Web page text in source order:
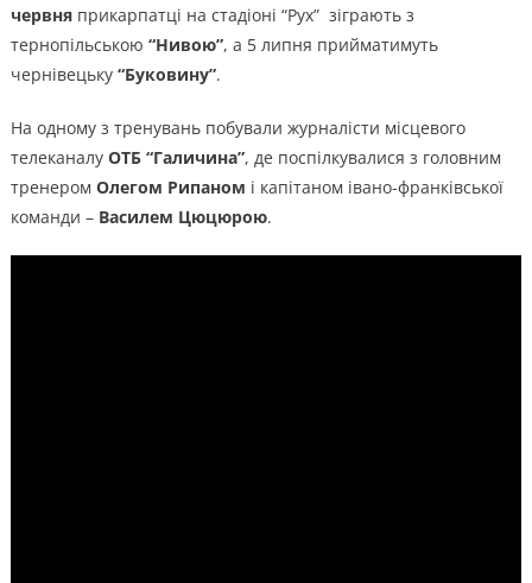
червня прикарпатці на стадіоні “Рух” зіграють з
тернопільською “Нивою”, а 5 липня прийматимуть
чернівецьку “Буковину”.
На одному з тренувань побували журналісти місцевого
телеканалу ОТБ “Галичина”, де поспілкувалися з головним
тренером Олегом Рипаном і капітаном івано-франківської
команди – Василем Цюцюрою.